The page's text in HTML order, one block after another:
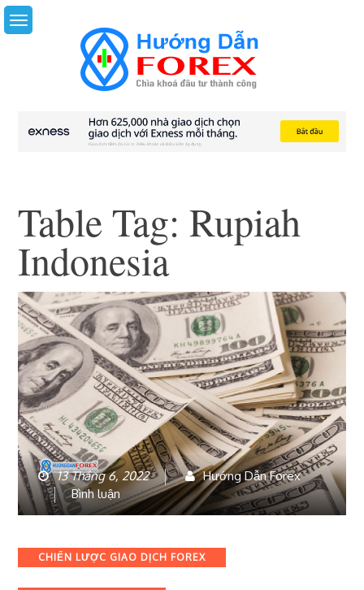
Skip
to
Table Tag:Rupiah
Indonesia
13 Tháng 6, 2022
Hướng Dẫn Forex
Bình luậnbài
viết
la
Mỹ
Categories
CHIẾN LƯỢC GIAO DỊCH FOREX